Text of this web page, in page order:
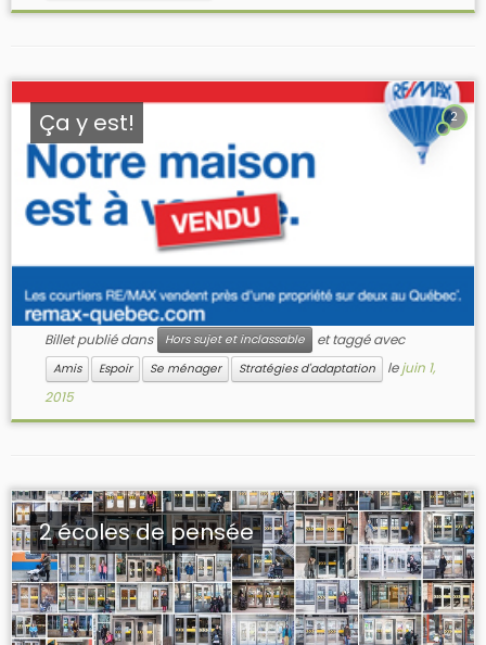
2
Ça y est!
Billet publié dans Hors sujet et inclassable et taggé avec
Amis Espoir Se ménager Stratégies d'adaptation lejuin 1,
2015
2 écoles de pensée